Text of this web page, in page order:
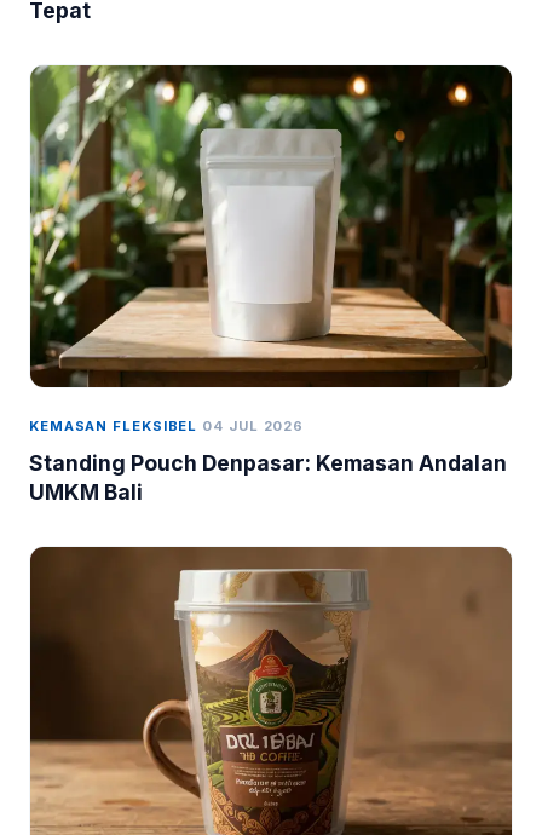
Tepat
KEMASAN FLEKSIBEL 04 JUL 2026
Standing Pouch Denpasar: Kemasan Andalan
UMKM Bali